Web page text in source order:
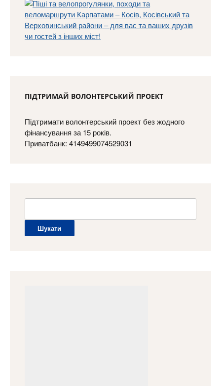
ПІДТРИМАЙ ВОЛОНТЕРСЬКИЙ ПРОЕКТ
Підтримати волонтерський проект без жодного
фінансування за 15 років.
Приватбанк: 4149499074529031
Пошук: